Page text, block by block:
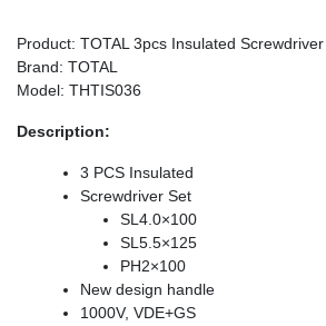
Product: TOTAL 3pcs Insulated
Brand: TOTAL
Model: THTIS036
Description:
3 PCS Insulated
Screwdriver Set
SL4.0×100
SL5.5×125
PH2×100
New design handle
1000V, VDE+GS